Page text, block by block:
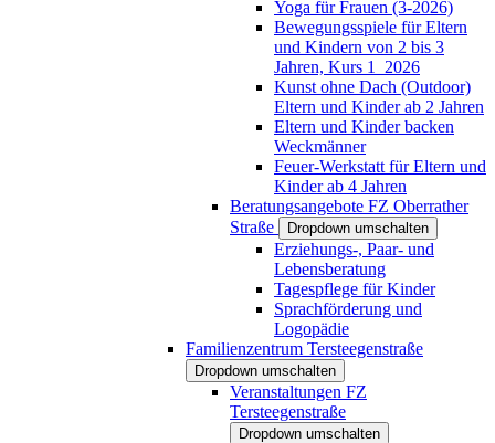
Yoga für Frauen (3-2026)
Bewegungsspiele für Eltern
und Kindern von 2 bis 3
Jahren, Kurs 1_2026
Kunst ohne Dach (Outdoor)
Eltern und Kinder ab 2 Jahren
Eltern und Kinder backen
Weckmänner
Feuer-Werkstatt für Eltern und
Kinder ab 4 Jahren
Beratungsangebote FZ Oberrather
Straße
Dropdown umschalten
Erziehungs-, Paar- und
Lebensberatung
Tagespflege für Kinder
Sprachförderung und
Logopädie
Familienzentrum Tersteegenstraße
Dropdown umschalten
Veranstaltungen FZ
Tersteegenstraße
Dropdown umschalten